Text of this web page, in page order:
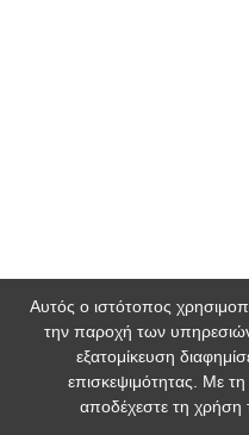
Αυτός ο ιστότοπος
την παροχή των
εξατομίκευση
επισκεψιμότητας. Με
αποδέχεστε τη χρήση